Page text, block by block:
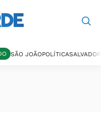
SÃO JOÃOPOLÍTICASALVADOR